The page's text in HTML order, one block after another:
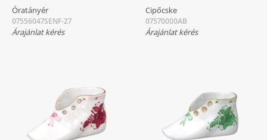
Óratányér
07556047SENF-27
Árajánlat kérés
Cipőcske
07570000AB
Árajánlat kérés